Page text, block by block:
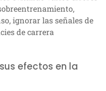
ignorar las señales de
de carrera
efectos en la